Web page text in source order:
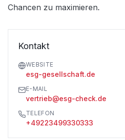
Chancen zu maximieren.
Kontakt
WEBSITE
esg-gesellschaft.de
E-MAIL
vertrieb@esg-check.de
TELEFON
+49223499330333